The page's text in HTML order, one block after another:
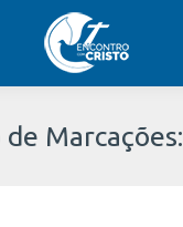
Marcações: